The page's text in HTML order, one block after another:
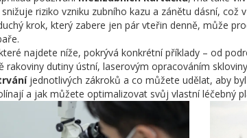
riziko vzniku zubního kazu a zánětu dásní, což
krok, který zabere jen pár vteřin denně, může
najdete níže, pokrývá konkrétní příklady – od
rakoviny dutiny ústní, laserovým opracováním
jednotlivých zákroků a co můžete udělat, aby
a jak můžete optimalizovat svůj vlastní léčebný